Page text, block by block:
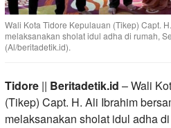
Wali Kota Tidore Kepulauan (Tikep) Capt.
melaksanakan sholat idul adha di rumah,
(Al/beritadetik.id).
Tidore || Beritadetik.id – Wali
(Tikep) Capt. H. Ali Ibrahim
melaksanakan sholat idul adha